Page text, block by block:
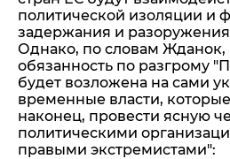
политической изоляции и
задержания и разоружения
Однако, по словам Жданок,
обязанность по разгрому
будет возложена на сами
временные власти,
наконец, провести ясную
политическими
правыми экстремистами":